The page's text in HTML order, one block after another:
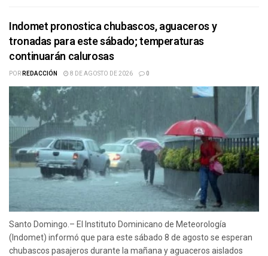
Indomet pronostica chubascos, aguaceros y
tronadas para este sábado; temperaturas
continuarán calurosas
PORREDACCIÓN 8 DE AGOSTO DE 2026 0
Santo Domingo.– El Instituto Dominicano de Meteorología
(Indomet) informó que para este sábado 8 de agosto se esperan
chubascos pasajeros durante la mañana y aguaceros aislados